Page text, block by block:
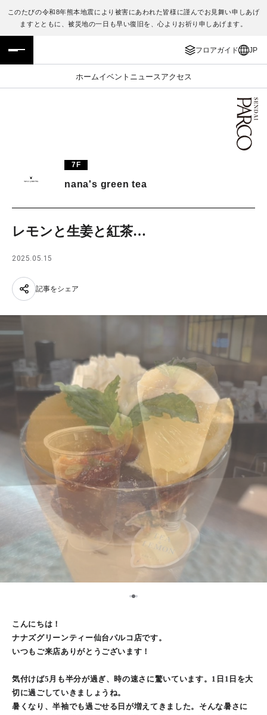
このたびの令和8年熊本地震により被害にあわれた皆様に謹んでお見舞い申しあげ
ますとともに、被災地の一日も早い復旧を、心よりお祈り申しあげます。
フロアガイド JP
ホームイベント ニュース アクセス
フロアガイド
施設案内・アクセス
TAX FREE
ENGLISH
繁体字
日本語
7F
nana's green tea
レモンと生姜と紅茶…
2025.05.15
記事をシェア
12
こんにちは！
ナナズグリーンティー仙台パルコ店です。
いつもご来店ありがとうございます！
気付けば5月も半分が過ぎ、時の速さに驚いています。1日1日を大
切に過ごしていきましょうね。
暑くなり、半袖でも過ごせる日が増えてきました。そんな暑さに